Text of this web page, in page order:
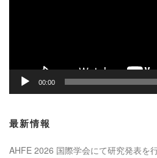
00:00
最新情報
AHFE 2026 国際学会にて研究発表を